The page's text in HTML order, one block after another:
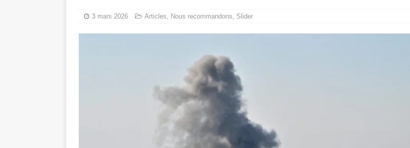
Gaza : les Israéliens bombardent des entrepôts de médicaments, aggravant ainsi la
3 mars 2026 Articles, Nous recommandons, Slider